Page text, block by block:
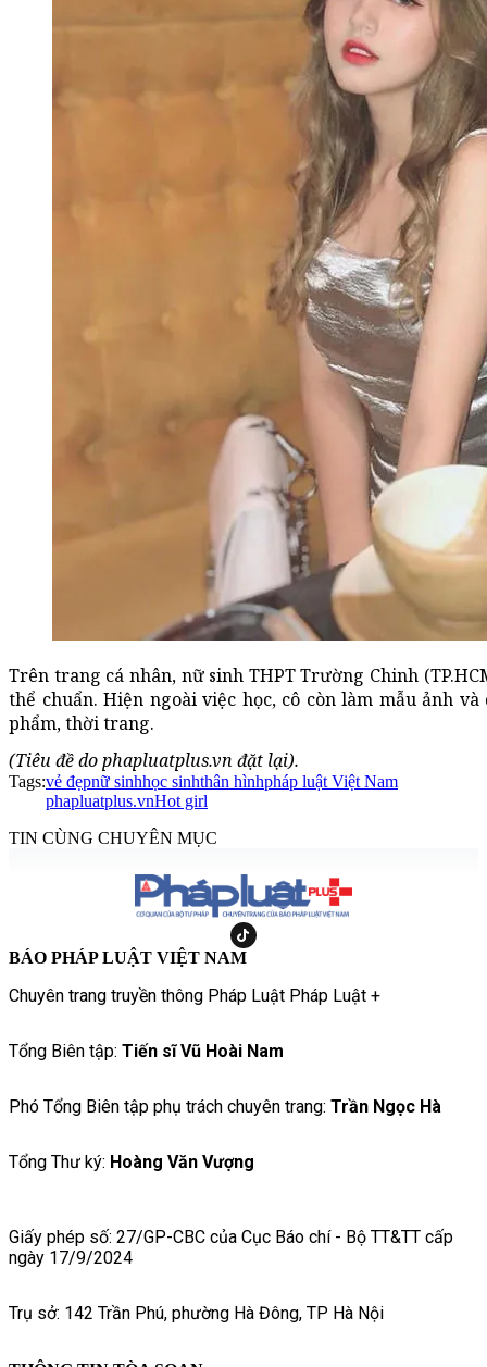
Trên trang cá nhân, nữ sinh THPT Trường Chinh
thể chuẩn. Hiện ngoài việc học, cô còn làm mẫu ảnh
phẩm, thời trang.
(Tiêu đề do phapluatplus.vn đặt lại).
Tags:vẻ đẹpnữ sinhhọc sinhthân hìnhpháp luật Việt Nam
phapluatplus.vnHot girl
TIN CÙNG CHUYÊN MỤC
BÁO PHÁP LUẬT VIỆT NAM
Chuyên trang truyền thông Pháp Luật Pháp Luật +
Tổng Biên tập: Tiến sĩ Vũ Hoài Nam
Phó Tổng Biên tập phụ trách chuyên trang: Trần Ngọc Hà
Tổng Thư ký: Hoàng Văn Vượng
Giấy phép số: 27/GP-CBC của Cục Báo chí - Bộ TT&TT cấp
ngày 17/9/2024
Trụ sở: 142 Trần Phú, phường Hà Đông, TP Hà Nội